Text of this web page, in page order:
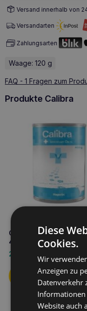
Versand innerhalb von
Versandarten
Zahlungsarten
Waage: 120 g
FAQ - 1 Fragen zum
Produkte Calibra
CALIBRA VD Dog
400g
2,90
Diese
Cookies.
Wir
Anzeigen zu
Datenverkehr
Website auch